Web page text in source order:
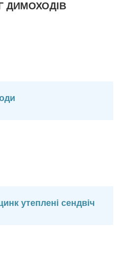
ДИМОХОДІВ
утеплені сендвіч